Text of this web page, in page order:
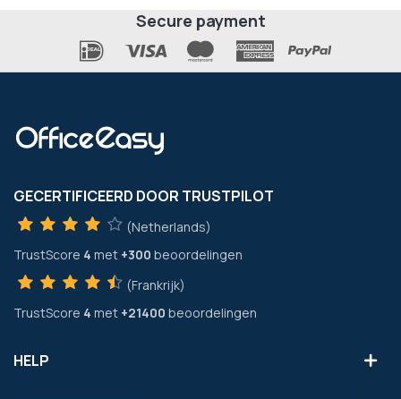
Secure payment
GECERTIFICEERD DOOR TRUSTPILOT
(Netherlands)
TrustScore 4 met +300 beoordelingen
(Frankrijk)
TrustScore 4 met +21400 beoordelingen
HELP